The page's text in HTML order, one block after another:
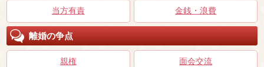
当方有責 金銭・浪費
離婚の争点
親権 面会交流